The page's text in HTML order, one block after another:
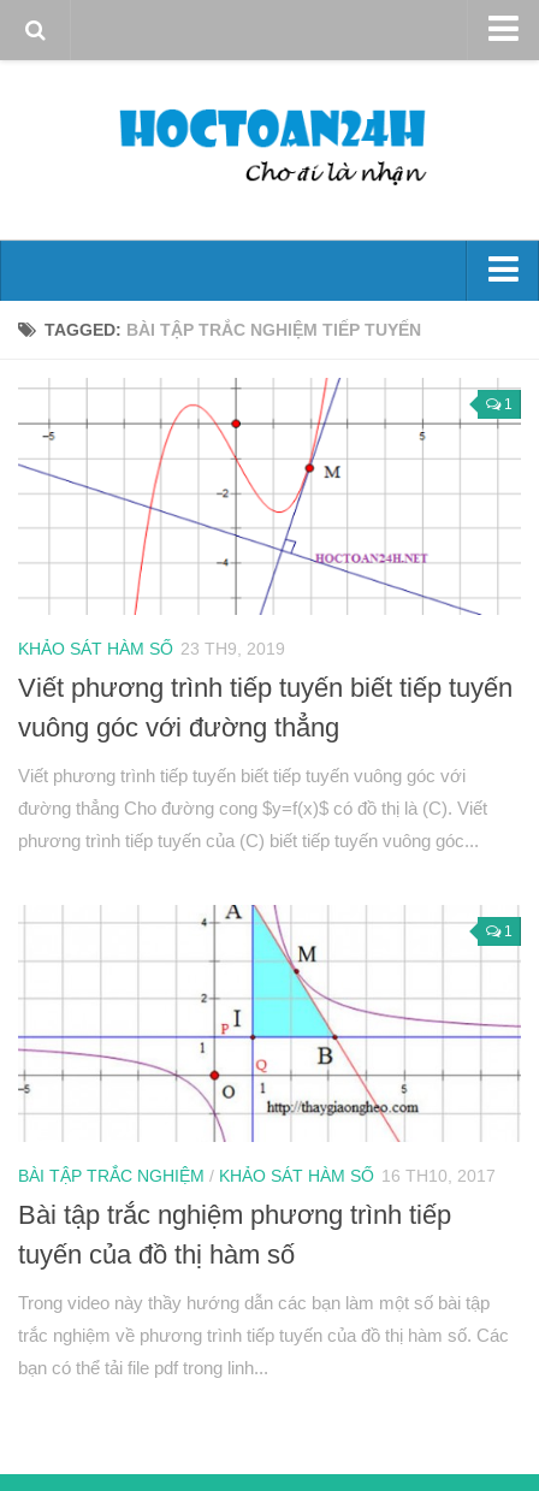
Quy định sử dụng
Đại số 10
Hs bậc nhất và bậc hai
Phương trình và hệ phương trình
Bất đẳng thức và bất Pt
Góc và công thức lượng giác
Hình học 10
Tích vô hướng của hai véctơ và ứng dụng
PT đường thẳng trong mặt phẳng
Phương pháp tọa độ trong mặt phẳng
PT đường tròn
PT đường elip
Đại số 11
Đạo hàm
Hình học 11
Quan hệ song song trong không gian
Quan hệ vuông góc trong không gian
Đại số 12
Khảo sát hàm số
Hàm số mũ-Logarit
Nguyên hàm-tích phân
TAGGED: BÀI TẬP TRẮC NGHIỆM TIẾP TUYẾN
1
KHẢO SÁT HÀM SỐ 23 TH9, 2019
Viết phương trình tiếp tuyến biết tiếp tuyến
vuông góc với đường thẳng
Viết phương trình tiếp tuyến biết tiếp tuyến vuông góc với
đường thẳng Cho đường cong $y=f(x)$ có đồ thị là (C). Viết
phương trình tiếp tuyến của (C) biết tiếp tuyến vuông góc...
1
BÀI TẬP TRẮC NGHIỆM / KHẢO SÁT HÀM SỐ 16 TH10, 2017
Bài tập trắc nghiệm phương trình tiếp
tuyến của đồ thị hàm số
Trong video này thầy hướng dẫn các bạn làm một số bài tập
trắc nghiệm về phương trình tiếp tuyến của đồ thị hàm số. Các
bạn có thể tải file pdf trong linh...